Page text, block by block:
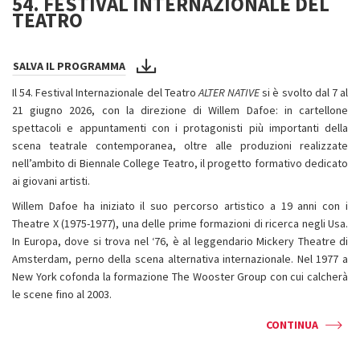
TEATRO
SALVA IL PROGRAMMA
Il 54. Festival Internazionale del TeatroALTER NATIVEsi è svolto dal 7 al
21 giugno 2026, con la direzione di Willem Dafoe: in cartellone
spettacoli e appuntamenti con i protagonisti più importanti della
scena teatrale contemporanea, oltre alle produzioni realizzate
nell’ambito di Biennale College Teatro, il progetto formativo dedicato
ai giovani artisti.
Willem Dafoe ha iniziato il suo percorso artistico a 19 anni con i
Theatre X (1975-1977), una delle prime formazioni di ricerca negli Usa.
In Europa, dove si trova nel ‘76, è al leggendario Mickery Theatre di
Amsterdam, perno della scena alternativa internazionale. Nel 1977 a
New York cofonda la formazione The Wooster Group con cui calcherà
le scene fino al 2003.
CONTINUA